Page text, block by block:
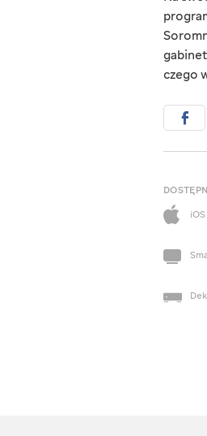
czego
iOS